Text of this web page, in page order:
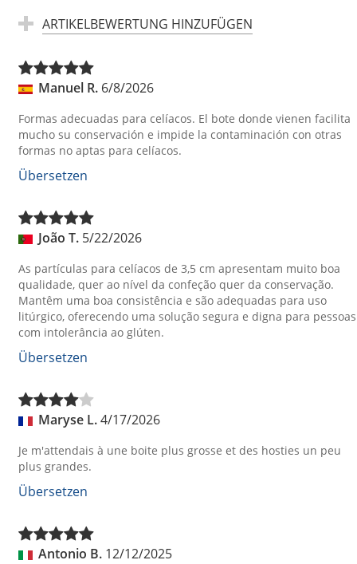
ARTIKELBEWERTUNG HINZUFÜGEN
Manuel R. 6/8/2026
Formas adecuadas para celíacos. El bote donde vienen facilita
mucho su conservación e impide la contaminación con otras
formas no aptas para celíacos.
Übersetzen
João T. 5/22/2026
As partículas para celíacos de 3,5 cm apresentam muito boa
qualidade, quer ao nível da confeção quer da conservação.
Mantêm uma boa consistência e são adequadas para uso
litúrgico, oferecendo uma solução segura e digna para pessoas
com intolerância ao glúten.
Übersetzen
Maryse L.4/17/2026
Je m'attendais à une boite plus grosse et des hosties un peu
plus grandes.
Übersetzen
Antonio B. 12/12/2025